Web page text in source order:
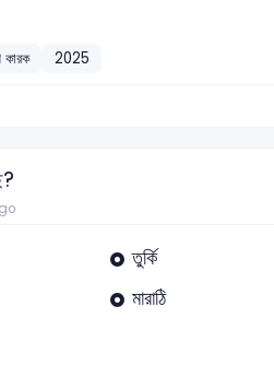
কারক 2025
তুর্কি
মারাঠি